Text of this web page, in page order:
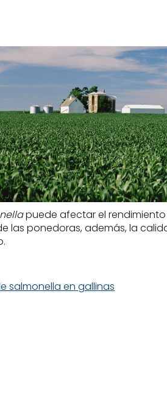
puede afectar el
las ponedoras, además, la
salmonella en gallinas